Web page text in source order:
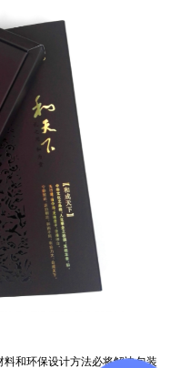
和环保设计方法必将解决包装